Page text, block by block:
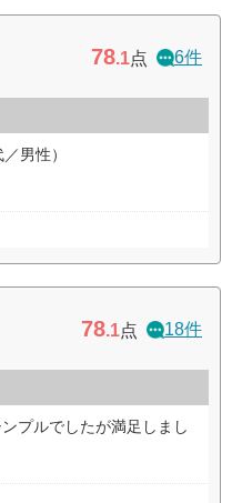
78.1点 6件
男性）
78.1点 18件
プルでしたが満足しまし